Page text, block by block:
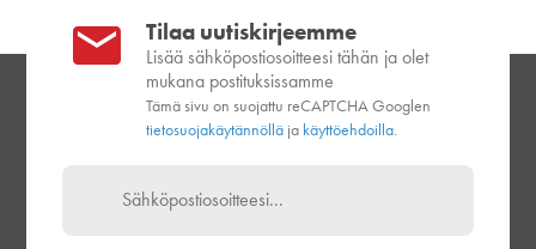
Tilaa uutiskirjeemme
Lisää sähköpostiosoitteesi tähän ja olet
mukana postituksissamme
Tämä sivu on suojattu reCAPTCHA Googlen
tietosuojakäytännöllä ja käyttöehdoilla.